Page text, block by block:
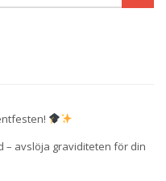
– avslöja graviditeten för din